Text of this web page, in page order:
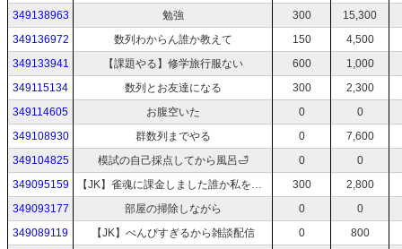
349138963
勉強 300
15,300
349136972
数列わからん誰か教えて 150
4,500
349133941
【課題やる】修学旅行服ない 600
1,000
349115134
数列とお友達になる 300
2,300
349114605
お腹空いた 0
0
349108930
群数列までやる 0
7,600
349104825
模試の自己採点してから風呂🛁 0
0
349095159
【JK】雀魂に課金しました誰か私を叱ってください雑談 300
2,800
349093177
部屋の掃除しながら 0
0
349089119
【JK】べんぴすぎるから雑談配信 0
800